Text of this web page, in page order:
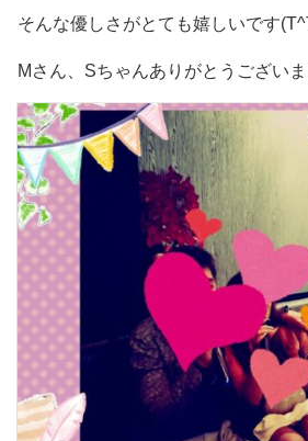
そんな優しさがとても嬉しいです
Mさん、Sちゃんありがとうござい